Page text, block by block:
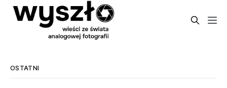
OSTATNI